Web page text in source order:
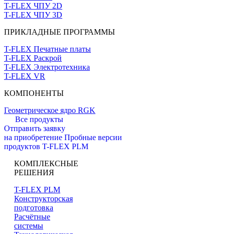
T-FLEX ЧПУ 2D
T-FLEX ЧПУ 3D
ПРИКЛАДНЫЕ ПРОГРАММЫ
T-FLEX Печатные платы
T-FLEX Раскрой
T-FLEX Электротехника
T-FLEX VR
КОМПОНЕНТЫ
Геометрическое ядро RGK
Все продукты
Отправить заявку
на приобретение Пробные версии
продуктов T-FLEX PLM
КОМПЛЕКСНЫЕ
РЕШЕНИЯ
T-FLEX PLM
Конструкторская
подготовка
Расчётные
системы